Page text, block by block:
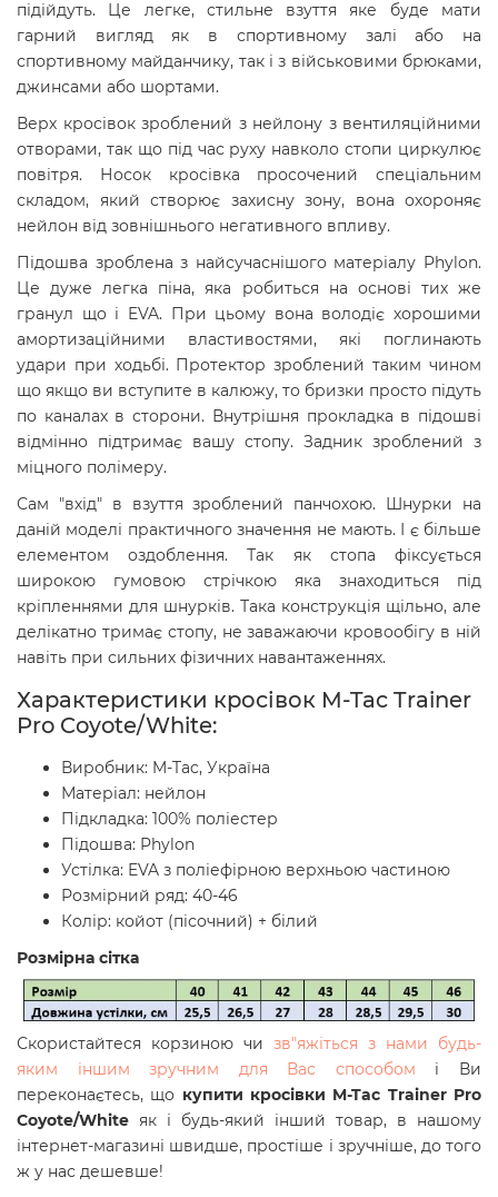
підійдуть. Це легке, стильне взуття яке буде мати
гарний вигляд як в спортивному залі або на
спортивному майданчику, так і з військовими брюками,
джинсами або шортами.
Верх кросівок зроблений з нейлону з вентиляційними
отворами, так що під час руху навколо стопи циркулює
повітря. Носок кросівка просочений спеціальним
складом, який створює захисну зону, вона охороняє
нейлон від зовнішнього негативного впливу.
Підошва зроблена з найсучаснішого матеріалу Phylon.
Це дуже легка піна, яка робиться на основі тих же
гранул що і EVA. При цьому вона володіє хорошими
амортизаційними властивостями, які поглинають
удари при ходьбі. Протектор зроблений таким чином
що якщо ви вступите в калюжу, то бризки просто підуть
по каналах в сторони. Внутрішня прокладка в підошві
відмінно підтримає вашу стопу. Задник зроблений з
міцного полімеру.
Сам "вхід" в взуття зроблений панчохою. Шнурки на
даній моделі практичного значення не мають. І є більше
елементом оздоблення. Так як стопа фіксується
широкою гумовою стрічкою яка знаходиться під
кріпленнями для шнурків. Така конструкція щільно, але
делікатно тримає стопу, не заважаючи кровообігу в ній
навіть при сильних фізичних навантаженнях.
Характеристики кросівок M-Tac Trainer
Pro Coyote/White:
Виробник: M-Tac, Україна
Матеріал: нейлон
Підкладка: 100% поліестер
Підошва: Phylon
Устілка: EVA з поліефірною верхньою частиною
Розмірний ряд: 40-46
Колір: койот (пісочний) + білий
Розмірна сітка
Скористайтеся корзиною чи зв"яжіться з нами будь-
яким іншим зручним для Вас способом і Ви
переконаєтесь, що купити кросівки M-Tac Trainer Pro
Coyote/White як і будь-який інший товар, в нашому
інтернет-магазині швидше, простіше і зручніше, до того
ж у нас дешевше!